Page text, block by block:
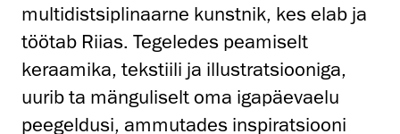
multidistsiplinaarne kunstnik, kes elab ja
töötab Riias. Tegeledes peamiselt
keraamika, tekstiili ja illustratsiooniga,
uurib ta mänguliselt oma igapäevaelu
peegeldusi, ammutades inspiratsiooni